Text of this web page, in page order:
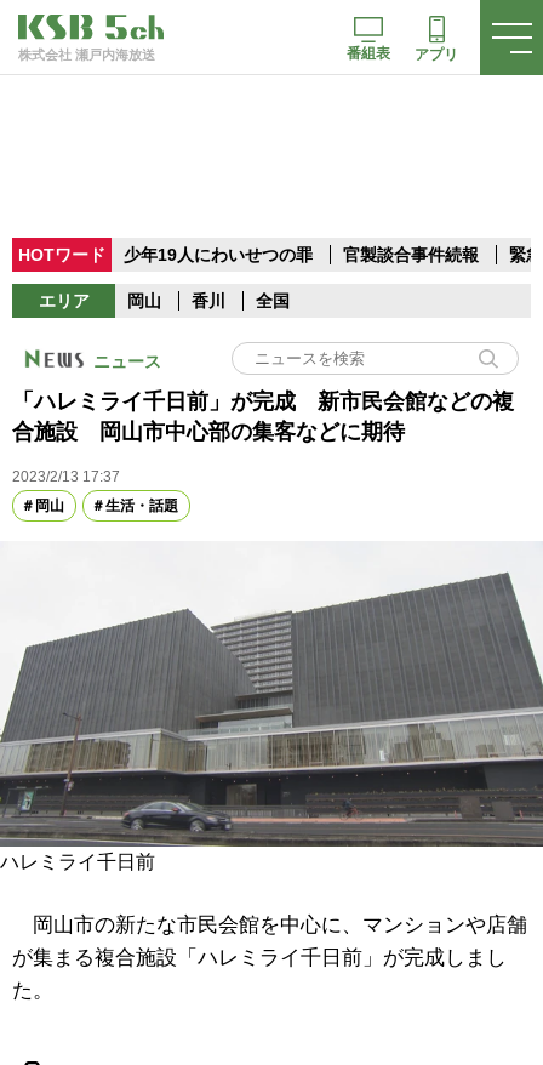
株式会社 瀬戸内海放送 番組表 アプリ
HOTワード 少年19人にわいせつの罪 官製談合事件続報 緊
エリア 岡山 香川 全国
ニュース
「ハレミライ千日前」が完成 新市民会館などの複
合施設 岡山市中心部の集客などに期待
2023/2/13 17:37
岡山
生活・話題
ハレミライ千日前
岡山市の新たな市民会館を中心に、マンションや店舗
が集まる複合施設「ハレミライ千日前」が完成しまし
た。